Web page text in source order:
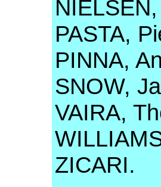
PASTA,
PINNA,
SNOW,
VAIRA,
ZICARI.